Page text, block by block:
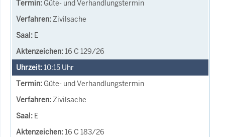
Güte- und Verhandlungstermin
Zivilsache
E
16 C 129/26
10:15 Uhr
Güte- und Verhandlungstermin
Zivilsache
E
16 C 183/26